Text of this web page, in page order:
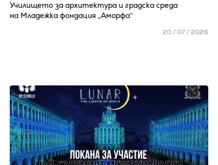
Училището за архитектура и градска среда
на Младежка фондация „Аморфа“
20 / 07 / 2026